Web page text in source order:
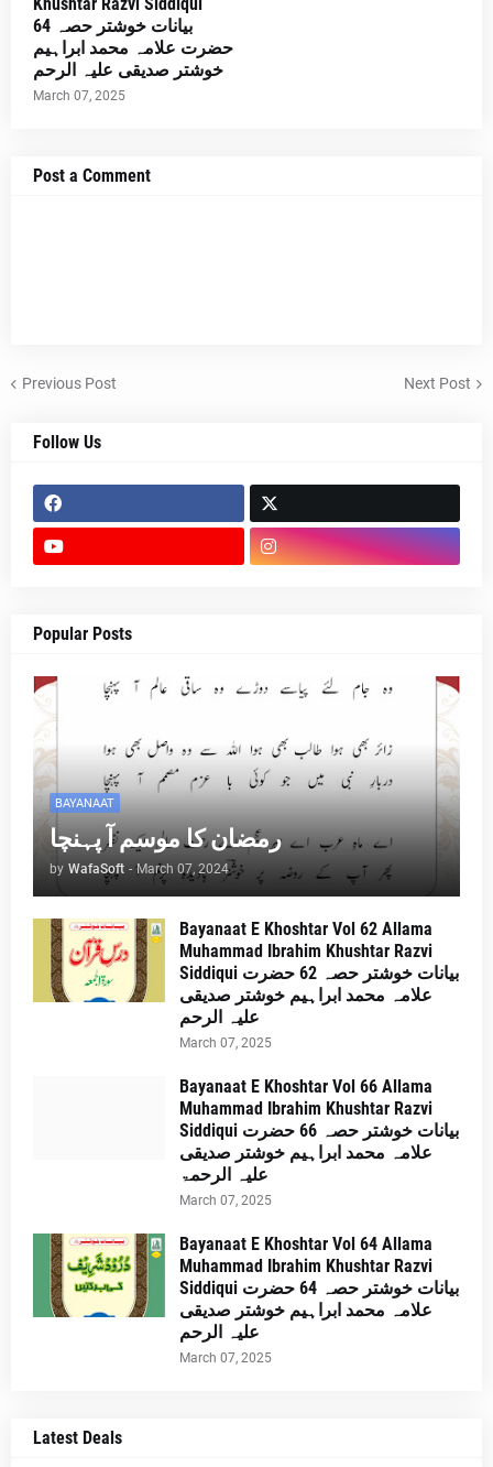
Khushtar Razvi Siddiqui
بیانات خوشتر حصہ 64
حضرت علامہ محمد ابراہیم
خوشتر صدیقی علیہ الرحم
March 07, 2025
Post a Comment
Previous Post Next Post
Follow Us
Popular Posts
BAYANAAT
رمضان کا موسم آ پہنچا
by WafaSoft - March 07, 2024
Bayanaat E Khoshtar Vol 62 Allama
Muhammad Ibrahim Khushtar Razvi
Siddiqui بیانات خوشتر حصہ 62 حضرت
علامہ محمد ابراہیم خوشتر صدیقی
علیہ الرحم
March 07, 2025
Bayanaat E Khoshtar Vol 66 Allama
Muhammad Ibrahim Khushtar Razvi
Siddiqui بیانات خوشتر حصہ 66 حضرت
علامہ محمد ابراہیم خوشتر صدیقی
علیہ الرحمۃ
March 07, 2025
Bayanaat E Khoshtar Vol 64 Allama
Muhammad Ibrahim Khushtar Razvi
Siddiqui بیانات خوشتر حصہ 64 حضرت
علامہ محمد ابراہیم خوشتر صدیقی
علیہ الرحم
March 07, 2025
Latest Deals